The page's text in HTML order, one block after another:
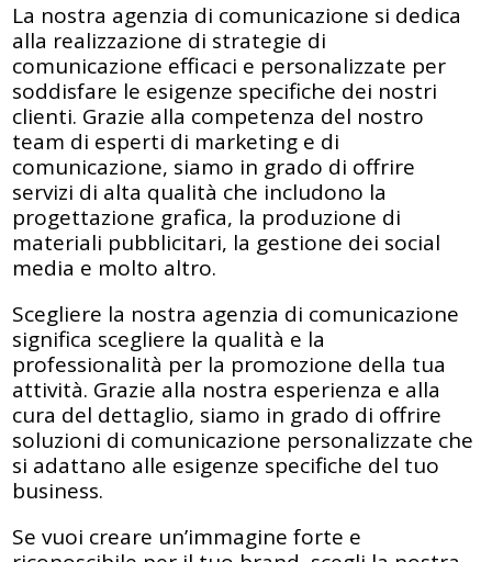
La nostra agenzia di comunicazione si dedica
alla realizzazione di strategie di
comunicazione efficaci e personalizzate per
soddisfare le esigenze specifiche dei nostri
clienti. Grazie alla competenza del nostro
team di esperti di marketing e di
comunicazione, siamo in grado di offrire
servizi di alta qualità che includono la
progettazione grafica, la produzione di
materiali pubblicitari, la gestione dei social
media e molto altro.
Scegliere la nostra agenzia di comunicazione
significa scegliere la qualità e la
professionalità per la promozione della tua
attività. Grazie alla nostra esperienza e alla
cura del dettaglio, siamo in grado di offrire
soluzioni di comunicazione personalizzate che
si adattano alle esigenze specifiche del tuo
business.
Se vuoi creare un’immagine forte e